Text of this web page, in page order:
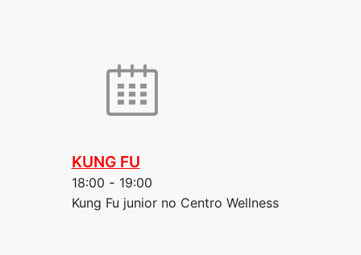
KUNG FU
18:00 - 19:00
Kung Fu junior no Centro Wellness